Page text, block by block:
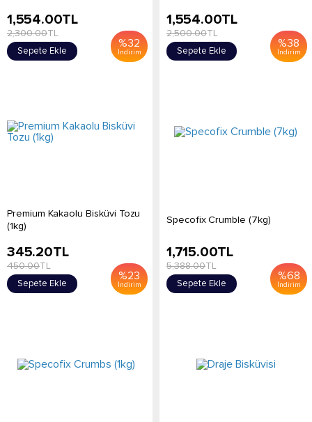
%32
İndirim
1,554.00TL
2,300.00TL
Sepete Ekle
%38
İndirim
1,554.00TL
2,500.00TL
Sepete Ekle
Premium Kakaolu Bisküvi Tozu
(1kg)
%23
İndirim
345.20TL
450.00TL
Sepete Ekle
Specofix Crumble (7kg)
%68
İndirim
1,715.00TL
5,388.00TL
Sepete Ekle